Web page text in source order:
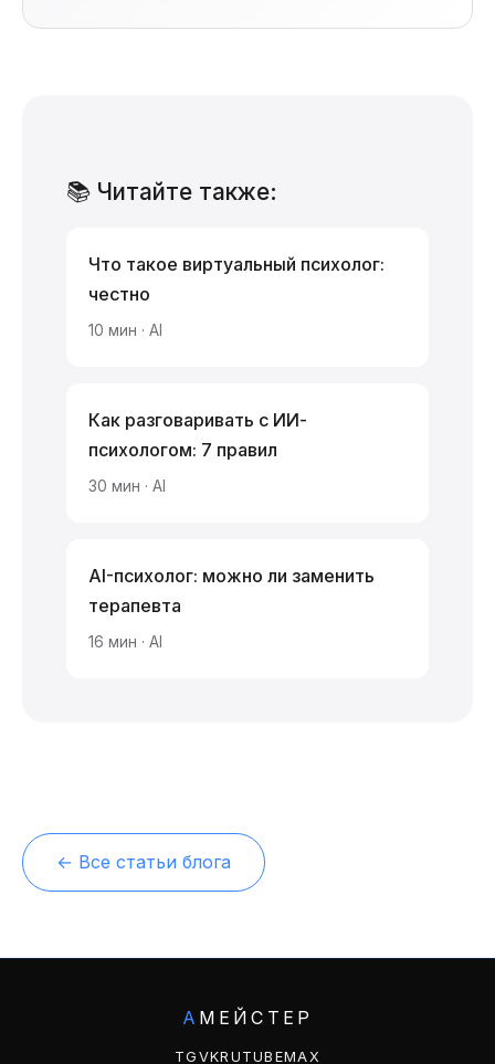
📚 Читайте также:
Что такое виртуальный психолог:
честно
10 мин · AI
Как разговаривать с ИИ-
психологом: 7 правил
30 мин · AI
AI-психолог: можно ли заменить
терапевта
16 мин · AI
← Все статьи блога
А МЕЙСТЕР
TG VKRUTUBEMAX